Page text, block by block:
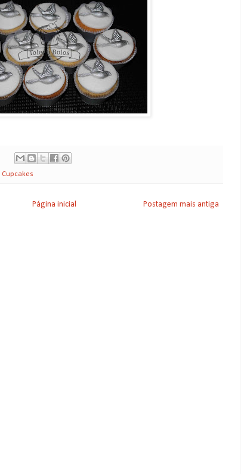
Cupcakes
Postagem mais antiga
Página inicial